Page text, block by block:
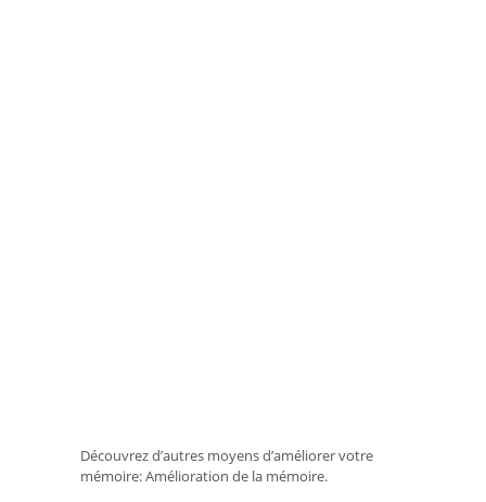
Découvrez d’autres moyens d’améliorer votre
mémoire: Amélioration de la mémoire.